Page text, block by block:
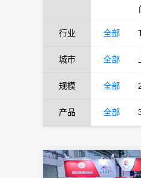
行业 全部
城市 全部
规模 全部
产品 全部